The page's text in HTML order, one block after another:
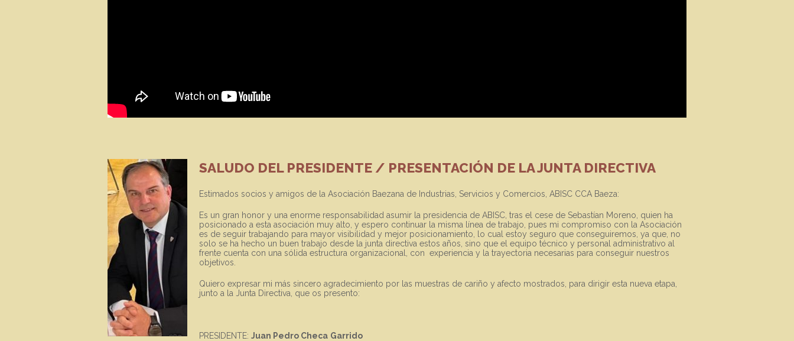
SALUDO DEL PRESIDENTE / PRESENTACIÓN DE LA JUNTA DIRECTIVA
Estimados socios y amigos de la Asociación Baezana de Industrias, Servicios y Comercios, ABISC CCA Baeza:
Es un gran honor y una enorme responsabilidad asumir la presidencia de ABISC, tras el cese de Sebastían Moreno, quien ha
posicionado a esta asociación muy alto, y espero continuar la misma línea de trabajo, pues mi compromiso con la Asociación
es de seguir trabajando para mayor visibilidad y mejor posicionamiento, lo cual estoy seguro que conseguiremos, ya que, no
solo se ha hecho un buen trabajo desde la junta directiva estos años, sino que el equipo técnico y personal administrativo al
frente cuenta con una sólida estructura organizacional, con experiencia y la trayectoria necesarias para conseguir nuestros
objetivos.
Quiero expresar mi más sincero agradecimiento por las muestras de cariño y afecto mostrados, para dirigir esta nueva etapa,
junto a la Junta Directiva, que os presento:
PRESIDENTE: Juan Pedro Checa Garrido